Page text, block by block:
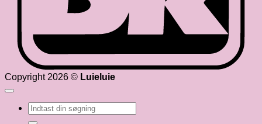
Copyright 2026 © Luieluie
Søg
efter: